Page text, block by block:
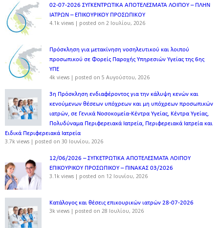
02-07-2026 ΣΥΓΚΕΝΤΡΩΤΙΚΑ ΑΠΟΤΕΛΕΣΜΑΤΑ ΛΟΙΠΟΥ – ΠΛΗΝ
ΙΑΤΡΩΝ – ΕΠΙΚΟΥΡΙΚΟΥ ΠΡΟΣΩΠΙΚOY
4.1k views | posted on 2 Ιουλίου, 2026
Πρόσκληση για μετακίνηση νοσηλευτικού και λοιπού
προσωπικού σε Φορείς Παροχής Υπηρεσιών Υγείας της 6ης
ΥΠΕ
4k views | posted on 5 Αυγούστου, 2026
3η Πρόσκληση ενδιαφέροντος για την κάλυψη κενών και
κενούμενων θέσεων υπόχρεων και μη υπόχρεων προσωπικών
ιατρών, σε Γενικά Νοσοκομεία-Κέντρα Υγείας, Κέντρα Υγείας,
Πολυδύναμα Περιφερειακά Ιατρεία, Περιφερειακά Ιατρεία και
Ειδικά Περιφερειακά Ιατρεία
3.7k views | posted on 30 Ιουνίου, 2026
12/06/2026 – ΣΥΓΚΕΤΡΩΤΙΚΑ ΑΠΟΤΕΛΕΣΜΑΤΑ ΛΟΙΠΟΥ
ΕΠΙΚΟΥΡΙΚΟΥ ΠΡΟΣΩΠΙΚΟΥ – ΠΙΝΑΚΑΣ 03/2026
3.1k views | posted on 12 Ιουνίου, 2026
Κατάλογος και θέσεις επικουρικών ιατρών 28-07-2026
3k views | posted on 28 Ιουλίου, 2026